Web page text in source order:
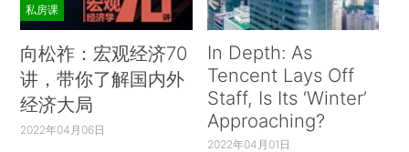
私房课
向松祚：宏观经济70
讲，带你了解国内外
经济大局
2022年04月06日
In Depth: As
Tencent Lays Off
Staff, Is Its ‘Winter’
Approaching?
2022年04月01日